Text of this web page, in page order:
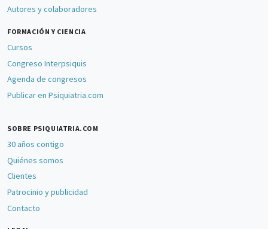
Autores y colaboradores
FORMACIÓN Y CIENCIA
Cursos
Congreso Interpsiquis
Agenda de congresos
Publicar en Psiquiatria.com
SOBRE PSIQUIATRIA.COM
30 años contigo
Quiénes somos
Clientes
Patrocinio y publicidad
Contacto